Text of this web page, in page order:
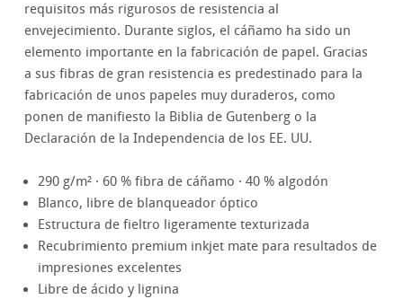
requisitos más rigurosos de resistencia al
envejecimiento. Durante siglos, el cáñamo ha sido un
elemento importante en la fabricación de papel. Gracias
a sus fibras de gran resistencia es predestinado para la
fabricación de unos papeles muy duraderos, como
ponen de manifiesto la Biblia de Gutenberg o la
Declaración de la Independencia de los EE. UU.
290 g/m² · 60 % fibra de cáñamo · 40 % algodón
Blanco, libre de blanqueador óptico
Estructura de fieltro ligeramente texturizada
Recubrimiento premium inkjet mate para resultados de
impresiones excelentes
Libre de ácido y lignina